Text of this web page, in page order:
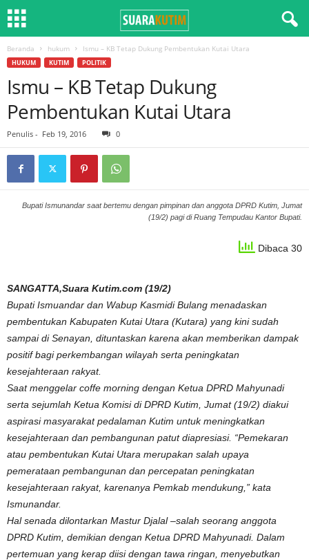
Beranda hukum Ismu – KB Tetap Dukung Pembentukan Kutai Utara
HUKUM KUTIM POLITIK
Ismu – KB Tetap Dukung
Pembentukan Kutai Utara
Penulis - Feb 19, 2016 0
Bupati Ismunandar saat bertemu dengan pimpinan dan anggota DPRD Kutim, Jumat
(19/2) pagi di Ruang Tempudau Kantor Bupati.
Dibaca 30
SANGATTA,Suara Kutim.com (19/2)
Bupati Ismuandar dan Wabup Kasmidi Bulang menadaskan
pembentukan Kabupaten Kutai Utara (Kutara) yang kini sudah
sampai di Senayan, dituntaskan karena akan memberikan dampak
positif bagi perkembangan wilayah serta peningkatan
kesejahteraan rakyat.
Saat menggelar coffe morning dengan Ketua DPRD Mahyunadi
serta sejumlah Ketua Komisi di DPRD Kutim, Jumat (19/2) diakui
aspirasi masyarakat pedalaman Kutim untuk meningkatkan
kesejahteraan dan pembangunan patut diapresiasi. “Pemekaran
atau pembentukan Kutai Utara merupakan salah upaya
pemerataan pembangunan dan percepatan peningkatan
kesejahteraan rakyat, karenanya Pemkab mendukung,” kata
Ismunandar.
Hal senada dilontarkan Mastur Djalal –salah seorang anggota
DPRD Kutim, demikian dengan Ketua DPRD Mahyunadi. Dalam
pertemuan yang kerap diisi dengan tawa ringan, menyebutkan